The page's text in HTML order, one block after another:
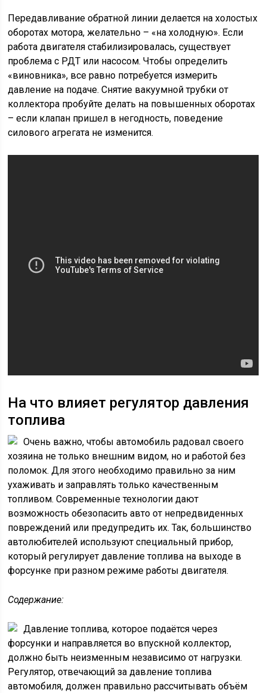
Передавливание обратной линии делается на холостых
оборотах мотора, желательно – «на холодную». Если
работа двигателя стабилизировалась, существует
проблема с РДТ или насосом. Чтобы определить
«виновника», все равно потребуется измерить
давление на подаче. Снятие вакуумной трубки от
коллектора пробуйте делать на повышенных оборотах
– если клапан пришел в негодность, поведение
силового агрегата не изменится.
На что влияет регулятор давления
топлива
Очень важно, чтобы автомобиль радовал своего
хозяина не только внешним видом, но и работой без
поломок. Для этого необходимо правильно за ним
ухаживать и заправлять только качественным
топливом. Современные технологии дают
возможность обезопасить авто от непредвиденных
повреждений или предупредить их. Так, большинство
автолюбителей используют специальный прибор,
который регулирует давление топлива на выходе в
форсунке при разном режиме работы двигателя.
Содержание:
Давление топлива, которое подаётся через
форсунки и направляется во впускной коллектор,
должно быть неизменным независимо от нагрузки.
Регулятор, отвечающий за давление топлива
автомобиля, должен правильно рассчитывать объём